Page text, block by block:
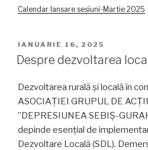
Calendar lansare sesiuni-Martie 2025
POSTED
ON
IANUARIE 16, 2025
Despre dezvoltarea
Dezvoltarea rurală și locală în
ASOCIAȚIEI GRUPUL DE
”DEPRESIUNEA SEBIȘ-
depinde esențial de
Dezvoltare Locală (SDL).